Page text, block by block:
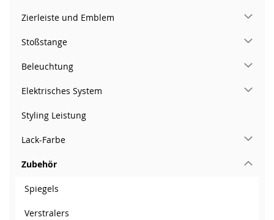
Zierleiste und Emblem
Stoßstange
Beleuchtung
Elektrisches System
Styling Leistung
Lack-Farbe
Zubehör
Spiegels
Verstralers